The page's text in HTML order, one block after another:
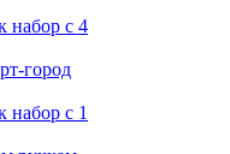
набор с 4
город
набор с 1